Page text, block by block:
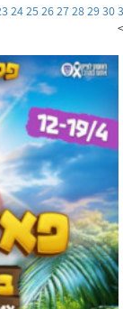
24252627282930
>